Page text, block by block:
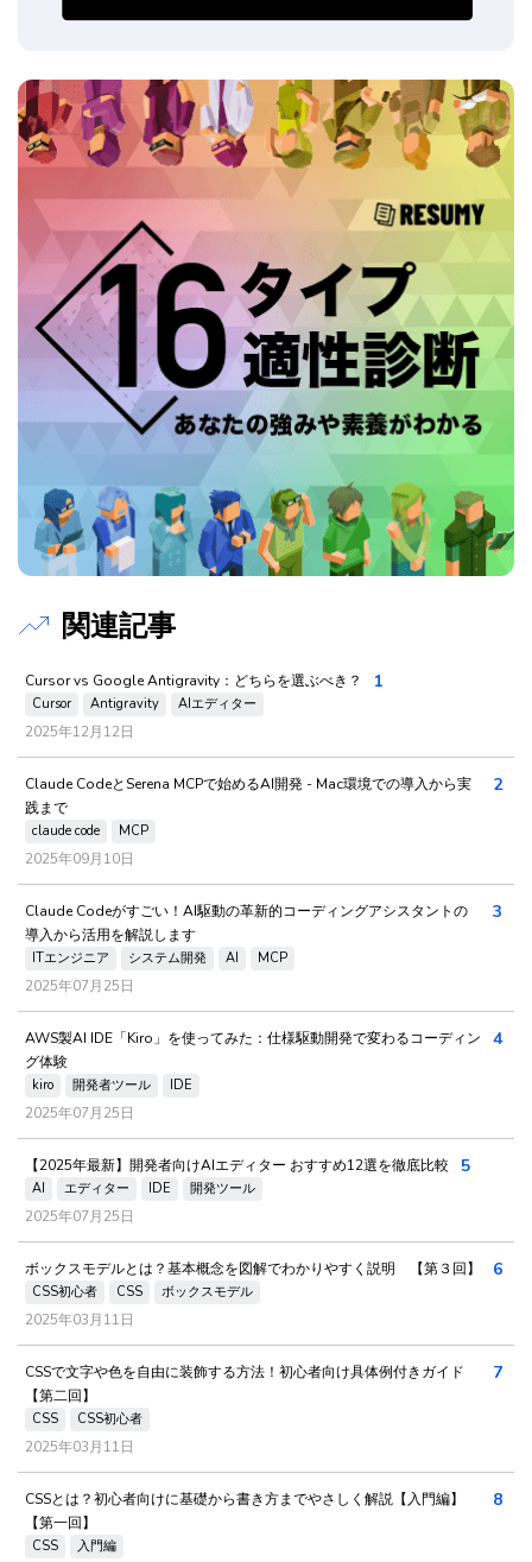
関連記事
Cursor vs Google Antigravity：どちらを選ぶべき？
Cursor Antigravity AIエディター
2025年12月12日
1
Claude CodeとSerena MCPで始めるAI開発 - Mac環境での導入から実
践まで
claude code MCP
2025年09月10日
2
Claude Codeがすごい！AI駆動の革新的コーディングアシスタントの
導入から活用を解説します
ITエンジニア システム開発 AI MCP
2025年07月25日
3
AWS製AI IDE「Kiro」を使ってみた：仕様駆動開発で変わるコーディン
グ体験
kiro 開発者ツール IDE
2025年07月25日
4
【2025年最新】開発者向けAIエディター おすすめ12選を徹底比較
AI エディター IDE 開発ツール
2025年07月25日
5
ボックスモデルとは？基本概念を図解でわかりやすく説明 【第３回】
CSS初心者 CSS ボックスモデル
2025年03月11日
6
CSSで文字や色を自由に装飾する方法！初心者向け具体例付きガイド
【第二回】
CSS CSS初心者
2025年03月11日
7
CSSとは？初心者向けに基礎から書き方までやさしく解説【入門編】
【第一回】
CSS 入門編
8